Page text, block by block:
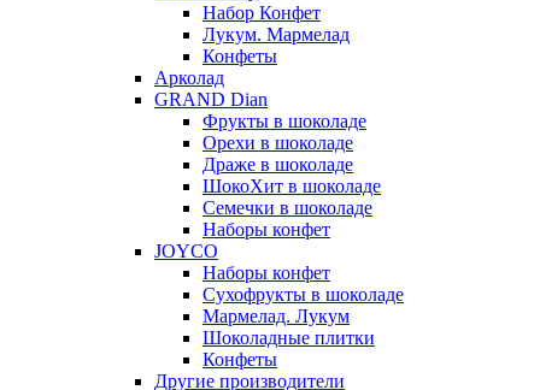
Набор Конфет
Лукум. Мармелад
Конфеты
Арколад
GRAND Dian
Фрукты в шоколаде
Орехи в шоколаде
Драже в шоколаде
ШокоХит в шоколаде
Семечки в шоколаде
Наборы конфет
JOYCO
Наборы конфет
Сухофрукты в шоколаде
Мармелад. Лукум
Шоколадные плитки
Конфеты
Другие производители